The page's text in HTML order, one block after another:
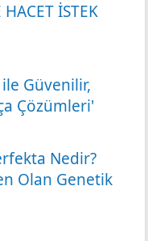
İSTEK
Güvenilir,
Çözümleri'
Nedir?
Olan Genetik